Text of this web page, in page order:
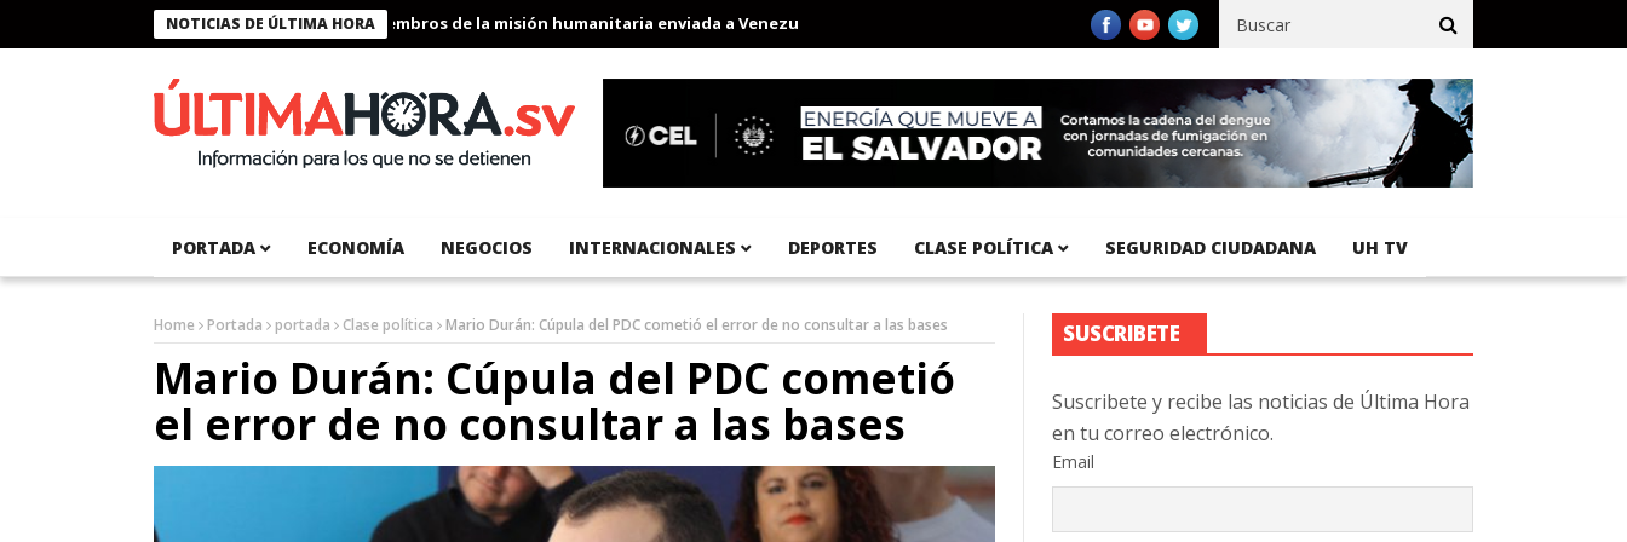
NOTICIAS DE ÚLTIMA HORA
Presidente Bukele condecora a miembros de la misión humanitaria enviada a Venezuela Aeropuerto Internacional del Pacífico registra 92 % de avance en obras de terracería
PORTADA ECONOMÍA NEGOCIOS INTERNACIONALES DEPORTES CLASE POLÍTICA SEGURIDAD CIUDADANA UH TV
Home Portada portada Clase política Mario Durán: Cúpula del PDC cometió el error de no consultar a las bases
Mario Durán: Cúpula del PDC cometió
el error de no consultar a las bases
SUSCRIBETE
Suscribete y recibe las noticias de Última Hora
en tu correo electrónico.
Email